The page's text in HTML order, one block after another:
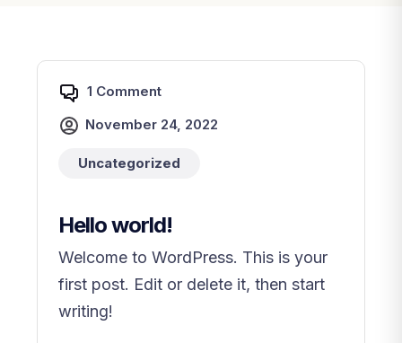
1 Comment
November 24, 2022
Uncategorized
Hello world!
Welcome to WordPress. This is your
first post. Edit or delete it, then start
writing!